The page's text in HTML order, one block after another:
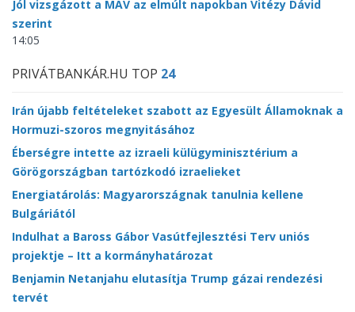
Jól vizsgázott a MÁV az elmúlt napokban Vitézy Dávid
szerint
14:05
PRIVÁTBANKÁR.HU TOP 24
Irán újabb feltételeket szabott az Egyesült Államoknak a
Hormuzi-szoros megnyitásához
Éberségre intette az izraeli külügyminisztérium a
Görögországban tartózkodó izraelieket
Energiatárolás: Magyarországnak tanulnia kellene
Bulgáriától
Indulhat a Baross Gábor Vasútfejlesztési Terv uniós
projektje – Itt a kormányhatározat
Benjamin Netanjahu elutasítja Trump gázai rendezési
tervét